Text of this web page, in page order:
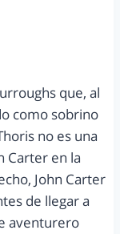
que, al
como sobrino
no es una
Carter en la
John Carter
de llegar a
aventurero